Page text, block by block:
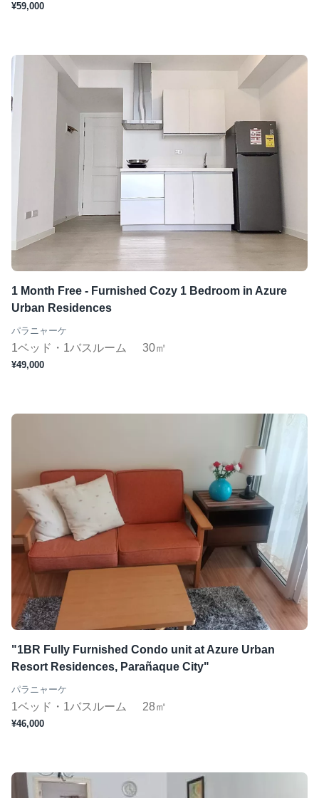
¥59,000
1 Month Free - Furnished Cozy 1 Bedroom in Azure
Urban Residences
パラニャーケ
1ベッド・1バスルーム 30㎡
¥49,000
"1BR Fully Furnished Condo unit at Azure Urban
Resort Residences, Parañaque City"
パラニャーケ
1ベッド・1バスルーム 28㎡
¥46,000